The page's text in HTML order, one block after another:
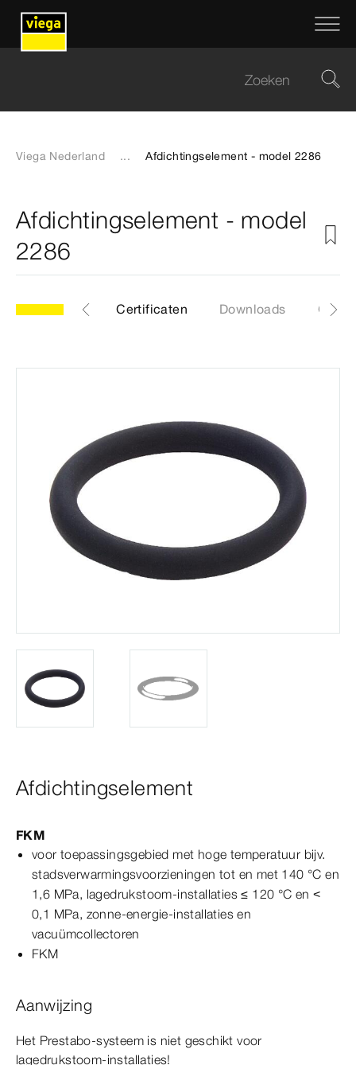
Viega Nederland ... Afdichtingselement - model 2286
Afdichtingselement - model
2286
Etiketten Certificaten Downloads
Afdichtingselement
FKM
voor toepassingsgebied met hoge temperatuur bijv.
stadsverwarmingsvoorzieningen tot en met 140 °C en
1,6 MPa, lagedrukstoom-​installaties ≤ 120 °C en <
0,1 MPa, zonne-​energie-​installaties en
vacuümcollectoren
FKM
Aanwijzing
Het Prestabo-systeem is niet geschikt voor
lagedrukstoom-​installaties!